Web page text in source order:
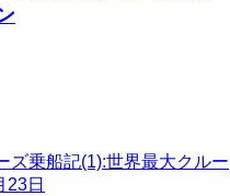
ズ乗船記(1):世界最大クルー
23日